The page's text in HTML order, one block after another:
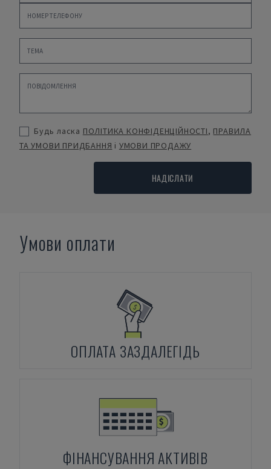
Будь ласка ПОЛІТИКА КОНФІДЕНЦІЙНОСТІ, ПРАВИЛА
ТА УМОВИ ПРИДБАННЯ і УМОВИ ПРОДАЖУ
НАДІСЛАТИ
Умови оплати
ОПЛАТА ЗАЗДАЛЕГІДЬ
ФІНАНСУВАННЯ АКТИВІВ